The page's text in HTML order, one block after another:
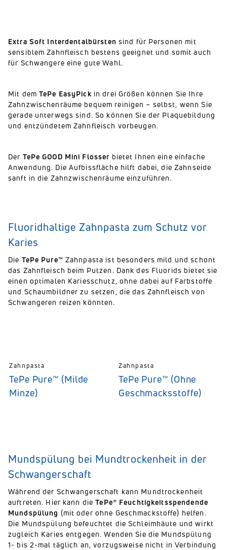
Extra Soft Interdentalbürsten sind für Personen mit
sensiblem Zahnfleisch bestens geeignet und somit auch
für Schwangere eine gute Wahl.
Mit demTePe EasyPick in drei Größen können Sie Ihre
Zahnzwischenräume bequem reinigen – selbst, wenn Sie
gerade unterwegs sind. So können Sie der Plaquebildung
und entzündetem Zahnfleisch vorbeugen.
Der TePe GOOD Mini Flosser bietet Ihnen eine einfache
Anwendung. Die Aufbissfläche hilft dabei, die Zahnseide
sanft in die Zahnzwischenräume einzuführen.
Fluoridhaltige Zahnpasta zum Schutz vor
Karies
Die TePe Pure™ Zahnpasta ist besonders mild und schont
das Zahnfleisch beim Putzen. Dank des Fluorids bietet sie
einen optimalen Kariesschutz, ohne dabei auf Farbstoffe
und Schaumbildner zu setzen, die das Zahnfleisch von
Schwangeren reizen könnten.
Zahnpasta
TePe Pure™ (Milde
Minze)
Zahnpasta
TePe Pure™ (Ohne
Geschmacksstoffe)
Mundspülung bei Mundtrockenheit in der
Schwangerschaft
Während der Schwangerschaft kann Mundtrockenheit
auftreten. Hier kann dieTePe® Feuchtigkeitsspendende
Mundspülung (mit oder ohne Geschmackstoffe) helfen.
Die Mundspülung befeuchtet die Schleimhäute und wirkt
zugleich Karies entgegen. Wenden Sie die Mundspülung
1- bis 2-mal täglich an, vorzugsweise nicht in Verbindung